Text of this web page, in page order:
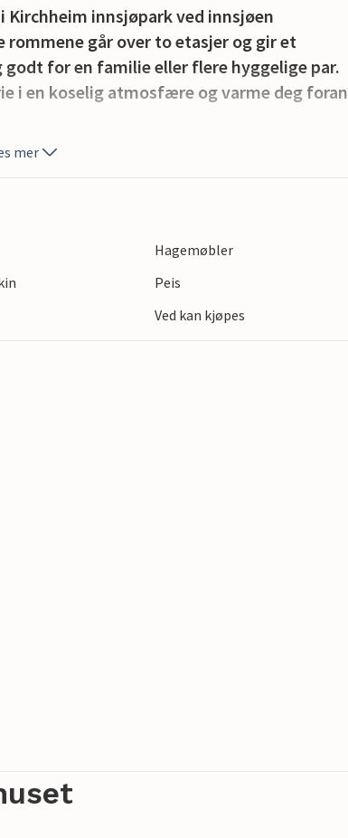
innsjøpark ved innsjøen
rommene går over to etasjer og gir et
for en familie eller flere hyggelige par.
i en koselig atmosfære og varme deg foran
ferielesning mens de små boltrer seg på
noen hundre meter unna, hvis du vil
mer
Hagemøbler
Peis
Ved kan kjøpes